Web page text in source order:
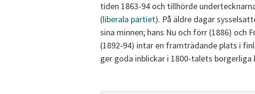
tiden 1863-94 och tillhörde
(liberala partiet). På äldre dagar
sina minnen; hans Nu och förr (1886) och
(1892-94) intar en framträdande plats i
ger goda inblickar i 1800-talets